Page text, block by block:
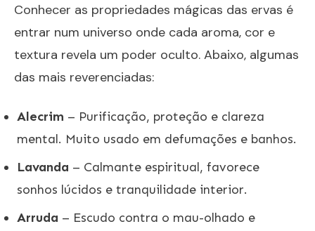
Conhecer as propriedades mágicas das ervas é
entrar num universo onde cada aroma, cor e
textura revela um poder oculto. Abaixo, algumas
das mais reverenciadas:
Alecrim – Purificação, proteção e clareza
mental. Muito usado em defumações e banhos.
Lavanda – Calmante espiritual, favorece
sonhos lúcidos e tranquilidade interior.
Arruda – Escudo contra o mau-olhado e